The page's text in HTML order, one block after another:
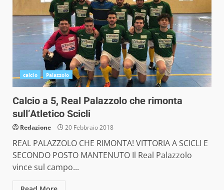
calcio Palazzolo
Calcio a 5, Real Palazzolo che rimonta
sull’Atletico Scicli
Redazione 20 Febbraio 2018
REAL PALAZZOLO CHE RIMONTA! VITTORIA A SCICLI E
SECONDO POSTO MANTENUTO Il Real Palazzolo
vince sul campo...